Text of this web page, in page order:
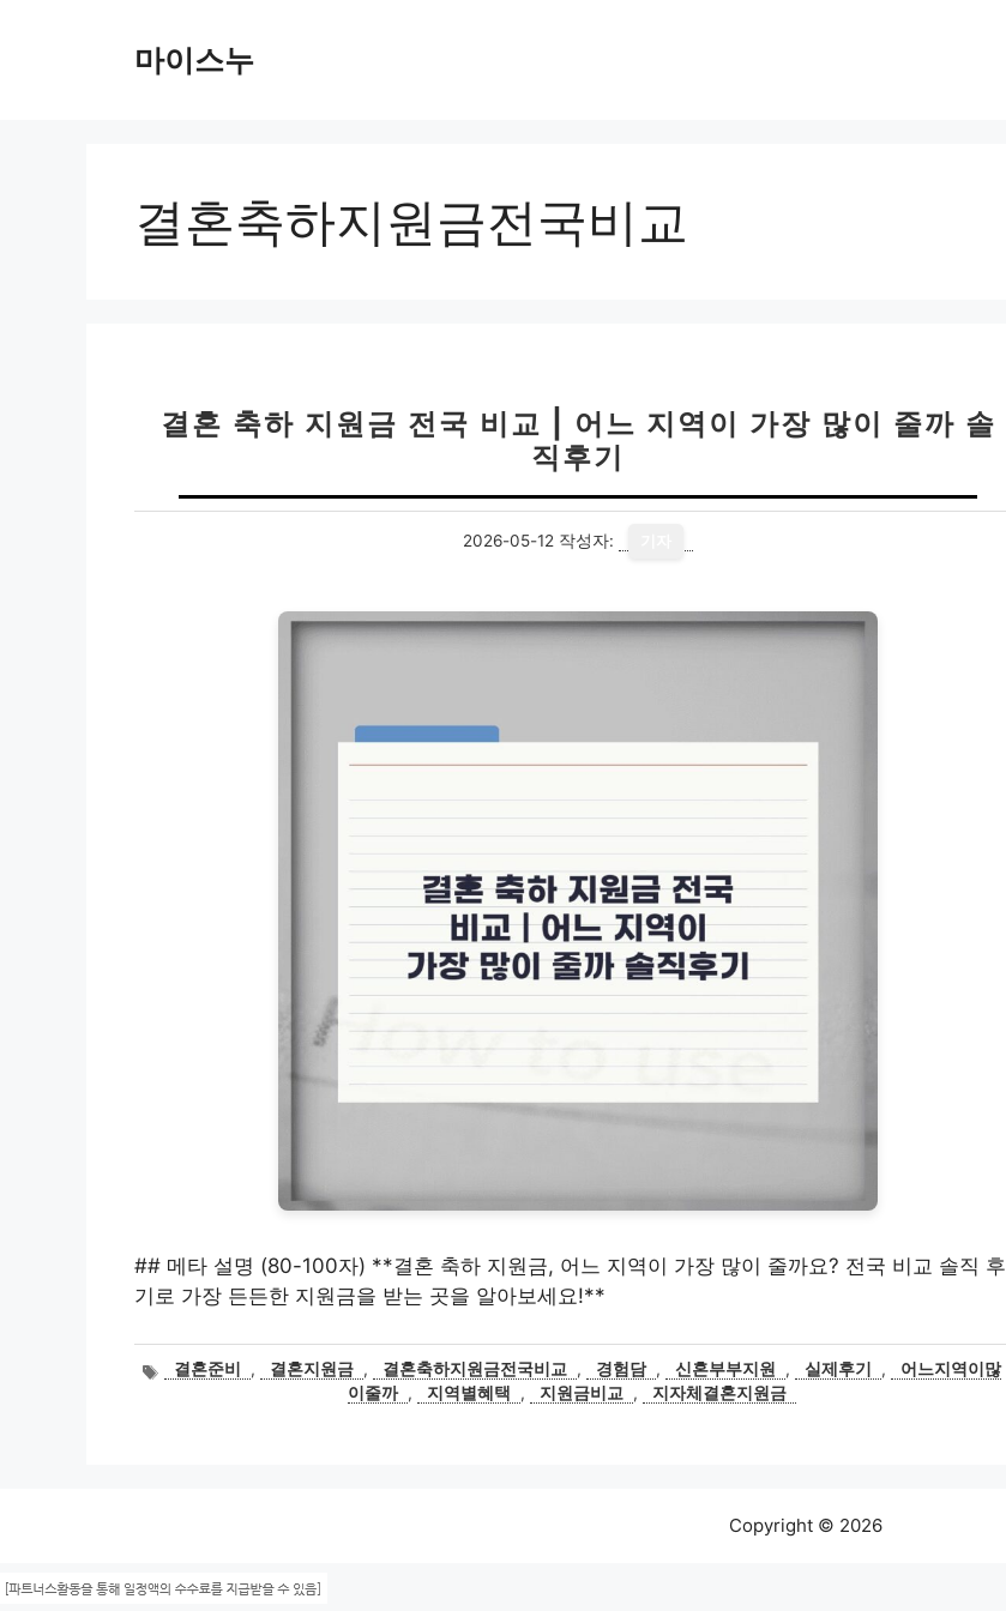
마이스누
결혼축하지원금전국비교
결혼 축하 지원금 전국 비교 | 어느 지역이 가장 많이 줄까 솔
직후기
2026-05-12 작성자:
## 메타 설명 (80-100자) **결혼 축하 지원금, 어느 지역이 가장 많이 줄까요? 전국 비교 솔직 후
기로 가장 든든한 지원금을 받는 곳을 알아보세요!**
태결혼준비 , 결혼지원금 , 결혼축하지원금전국비교 , 경험담 , 신혼부부지원 , 실제후기 ,
어느지역이많
이줄까 , 지역별혜택 , 지원금비교 , 지자체결혼지원금
Copyright © 2026